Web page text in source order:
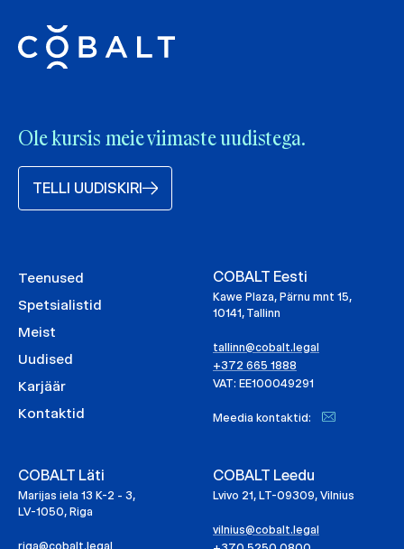
Ole kursis meie viimaste uudistega.
TELLI UUDISKIRI
Teenused
Spetsialistid
Meist
Uudised
Karjäär
Kontaktid
COBALT Eesti
Kawe Plaza, Pärnu mnt 15,
10141, Tallinn
tallinn@cobalt.legal
+372 665 1888
VAT: EE100049291
Meedia kontaktid:
COBALT Läti
Marijas iela 13 K-2 - 3,
LV-1050, Riga
riga@cobalt.legal
COBALT Leedu
Lvivo 21, LT-09309, Vilnius
vilnius@cobalt.legal